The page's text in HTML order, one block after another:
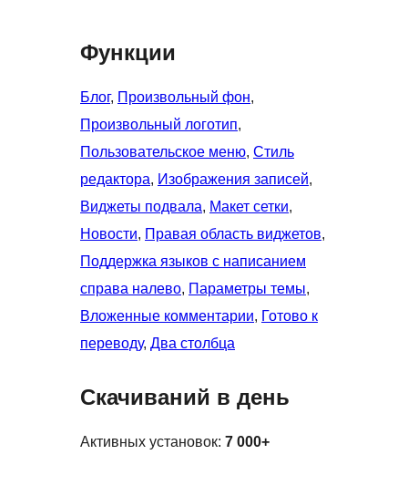
Функции
Блог, Произвольный фон
Произвольный логотип
Пользовательское меню, Стиль
редактора, Изображения записей
Виджеты подвала, Макет сетки
Новости, Правая область виджетов
Поддержка языков с написанием
справа налево, Параметры темы
Вложенные комментарии, Готово к
переводу, Два столбца
Скачиваний в день
Активных установок: 7 000+